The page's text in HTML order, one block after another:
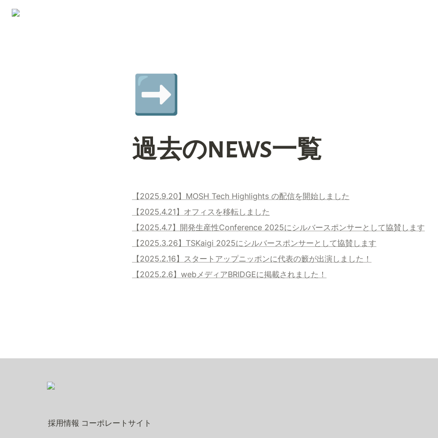
➡️
過去のNEWS一覧
【2025.9.20】MOSH Tech Highlights の配信を開始しました
【2025.4.21】オフィスを移転しました
【2025.4.7】開発生産性Conference 2025にシルバースポンサーとして協賛します
【2025.3.26】TSKaigi 2025にシルバースポンサーとして協賛します
【2025.2.16】スタートアップニッポンに代表の籔が出演しました！
【2025.2.6】webメディアBRIDGEに掲載されました！
採用情報 コーポレートサイト